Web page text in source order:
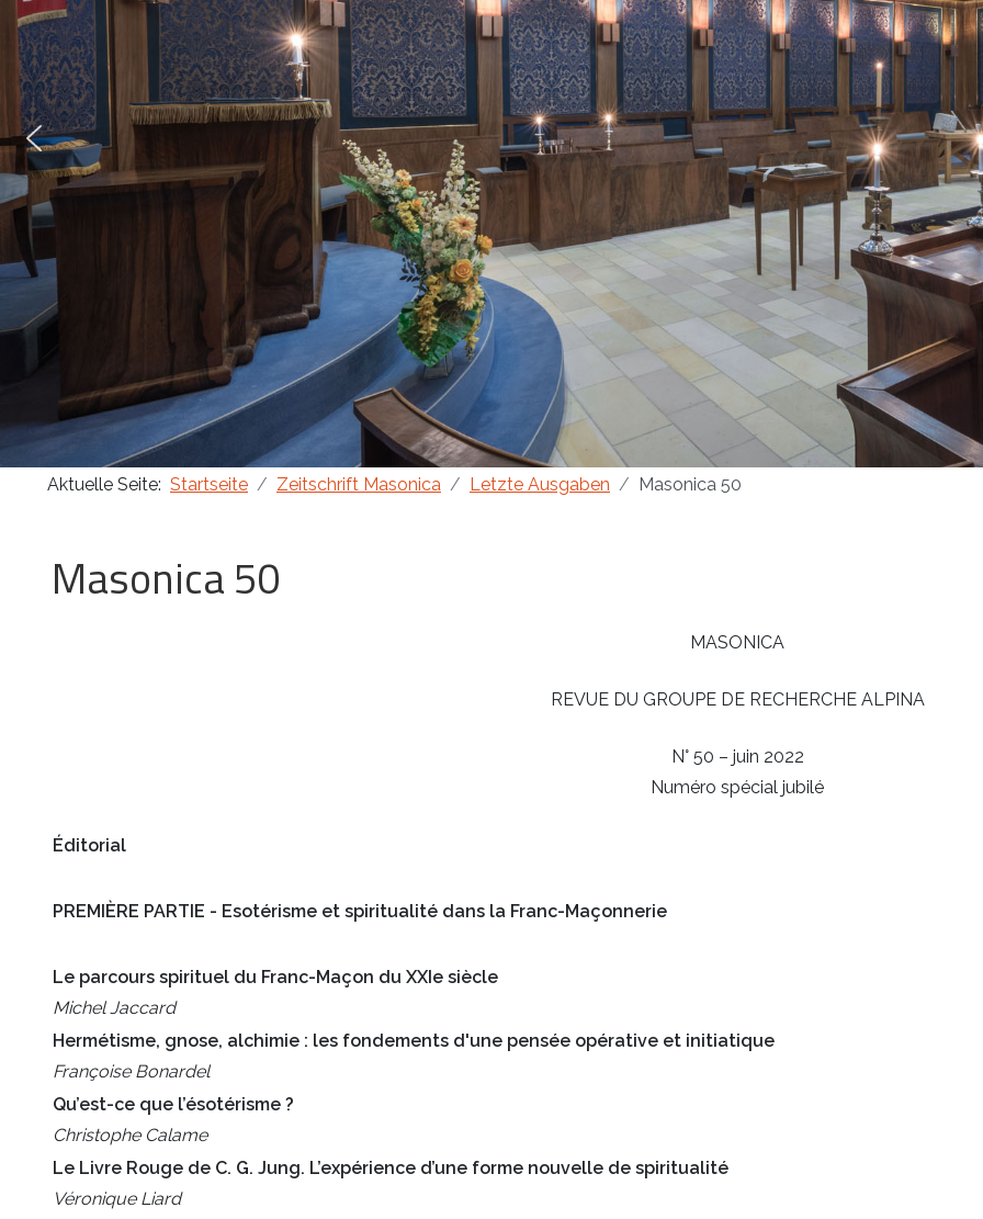
Aktuelle Seite: Startseite Zeitschrift Masonica Letzte Ausgaben Masonica 50
Masonica 50
MASONICA
REVUE DU GROUPE DE RECHERCHE ALPINA
N° 50 – juin 2022
Numéro spécial jubilé
Éditorial
PREMIÈRE PARTIE - Esotérisme et spiritualité dans la Franc-Maçonnerie
Le parcours spirituel du Franc-Maçon du XXIe siècle
Michel Jaccard
Hermétisme, gnose, alchimie : les fondements d'une pensée opérative et initiatique
Françoise Bonardel
Qu’est-ce que l’ésotérisme ?
Christophe Calame
Le Livre Rouge de C. G. Jung. L’expérience d’une forme nouvelle de spiritualité
Véronique Liard
Masonica 47
Masonica 46
Masonica 45